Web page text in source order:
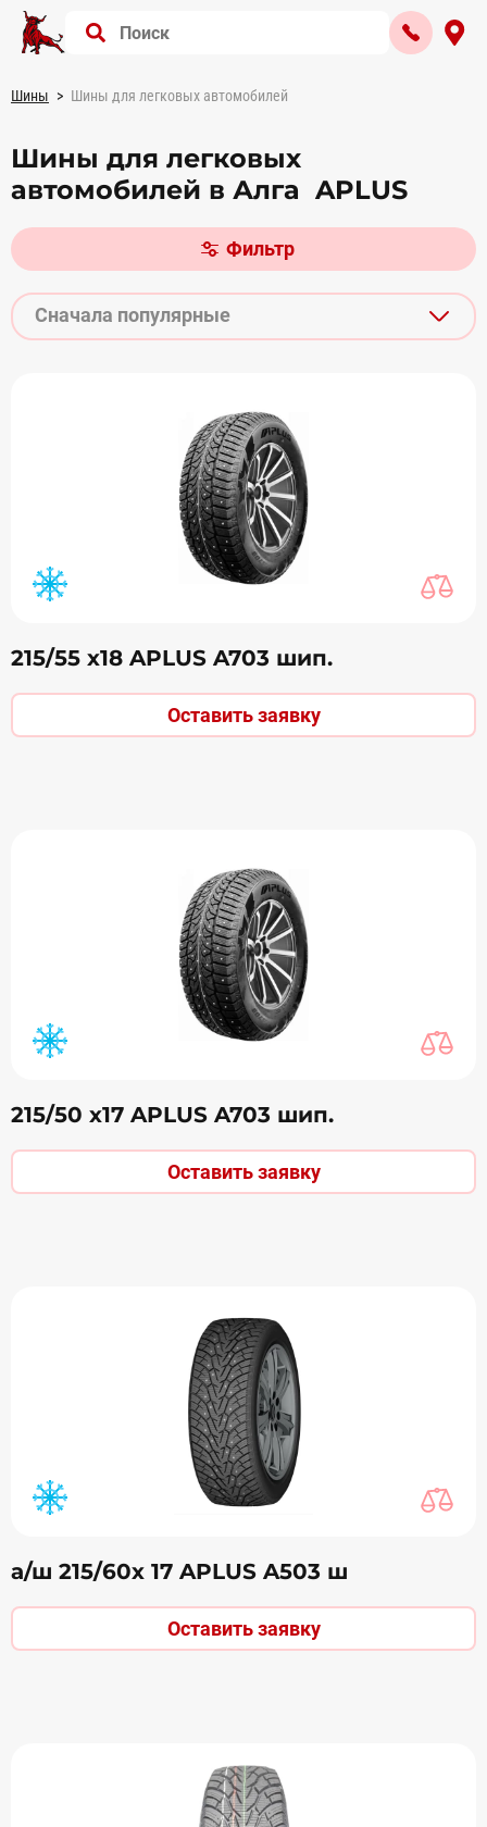
Шины Шины для легковых автомобилей
Шины для легковых
автомобилей в Алга APLUS
Фильтр
Сначала популярные
215/55 х18 APLUS A703 шип.
Оставить заявку
215/50 х17 APLUS A703 шип.
Оставить заявку
а/ш 215/60х 17 APLUS A503 ш
Оставить заявку